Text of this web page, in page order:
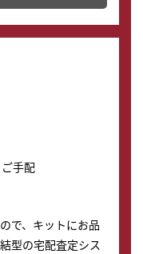
手配
で、キットにお品
型の宅配査定シス